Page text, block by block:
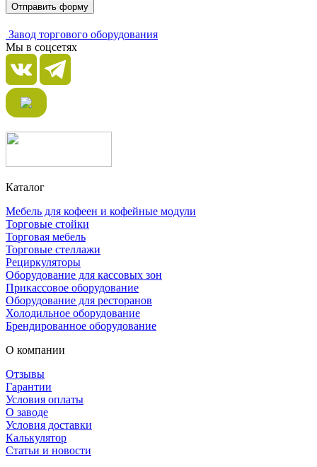
Отправить форму
Завод торгового оборудования
Мы в соцсетях
Каталог
Мебель для кофеен и кофейные модули
Торговые стойки
Торговая мебель
Торговые стеллажи
Рециркуляторы
Оборудование для кассовых зон
Прикассовое оборудование
Оборудование для ресторанов
Холодильное оборудование
Брендированное оборудование
О компании
Отзывы
Гарантии
Условия оплаты
О заводе
Условия доставки
Калькулятор
Статьи и новости